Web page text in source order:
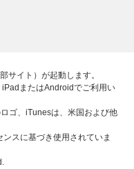
サイト）が起動します。
またはAndroidでご利用い
ゴ、iTunesは、米国および他
スに基づき使用されていま